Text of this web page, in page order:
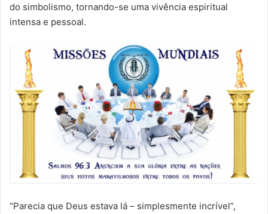
do simbolismo, tornando-se uma vivência espiritual
intensa e pessoal.
“Parecia que Deus estava lá – simplesmente incrível”,